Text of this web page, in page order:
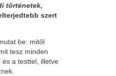
történetek,
szert
be: mitől
tesz minden
a testtel, illetve